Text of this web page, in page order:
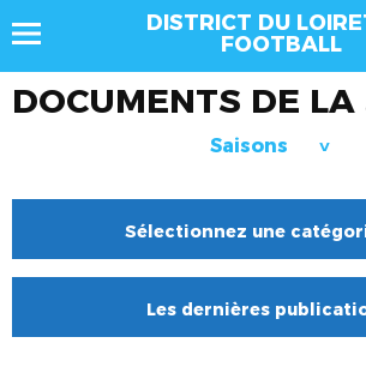
DISTRICT DU
FOOTBALL
DOCUMENTS DE LA
Saisons >
Sélectionnez une
Les dernières